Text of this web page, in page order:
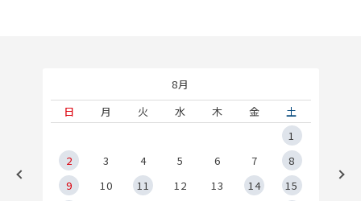
8月
日
月 火 水 木 金
土
1
2
3 4 5 6 7
8
9
10 11 12 13 14
15